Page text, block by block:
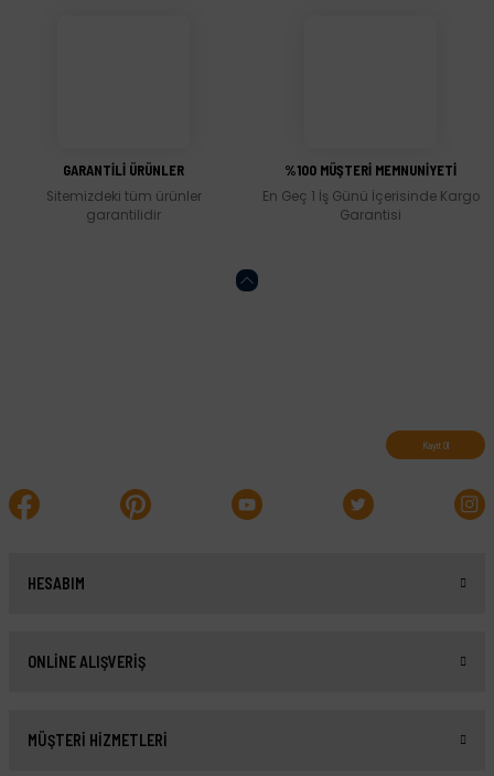
GARANTİLİ ÜRÜNLER
Sitemizdeki tüm ürünler
garantilidir
%100 MÜŞTERİ MEMNUNİYETİ
En Geç 1 İş Günü İçerisinde Kargo
Garantisi
Kayıt Ol
HESABIM
ONLİNE ALIŞVERİŞ
MÜŞTERİ HİZMETLERİ